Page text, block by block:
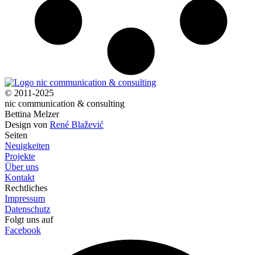
© 2011-2025
nic communication & consulting
Bettina Melzer
Design von René Blažević
Seiten
Neuigkeiten
Projekte
Über uns
Kontakt
Rechtliches
Impressum
Datenschutz
Folgt uns auf
Facebook